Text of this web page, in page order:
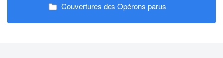
Couvertures des Opérons parus